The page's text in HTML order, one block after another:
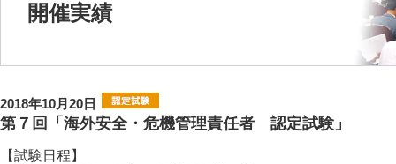
開催実績
2018年10月20日
第７回「海外安全・危機管理責任者 認定試験」
【試験日程】